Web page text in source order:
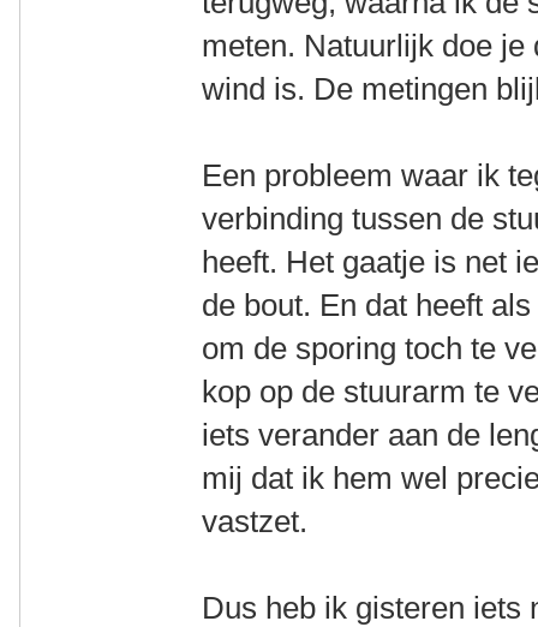
meten. Natuurlijk doe
wind is. De metingen
Een probleem waar ik
verbinding tussen de
heeft. Het gaatje is net
de bout. En dat heeft
om de sporing toch te
kop op de stuurarm te
iets verander aan de
mij dat ik hem wel
vastzet.
Dus heb ik gisteren iets